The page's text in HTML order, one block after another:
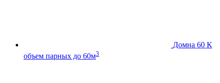
Домна 60 К
объем парных до 60м3